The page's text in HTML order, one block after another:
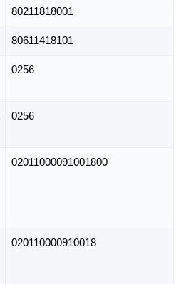
80211818001
80611418101
0256
0256
02011000091001800
020110000910018